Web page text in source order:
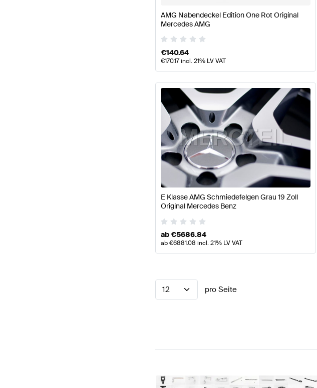
AMG Nabendeckel Edition One Rot Original
Mercedes AMG
€140.64
€170.17incl. 21% LV VAT
E Klasse AMG Schmiedefelgen Grau 19 Zoll
Original Mercedes Benz
ab€5686.84
ab€6881.08 incl. 21% LV VAT
12 pro Seite